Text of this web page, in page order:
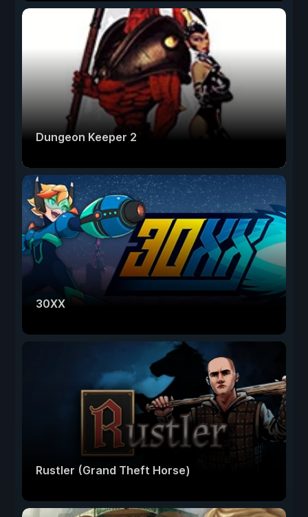
Dungeon Keeper 2
30XX
Rustler (Grand Theft Horse)